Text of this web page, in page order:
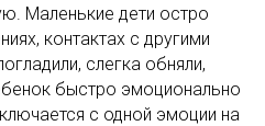
Маленькие дети остро
контактах с другими
слегка обняли,
быстро эмоционально
с одной эмоции на